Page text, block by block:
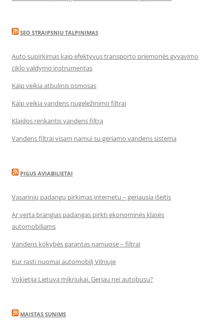
SEO STRAIPSNIU TALPINIMAS
Auto supirkimas kaip efektyvus transporto priemonės gyvavimo
ciklo valdymo instrumentas
Kaip veikia atbulinis osmosas
Kaip veikia vandens nugeležinimo filtrai
Klaidos renkantis vandens filtrą
Vandens filtrai visam namui su geriamo vandens sistema
PIGUS AVIABILIETAI
Vasarinių padangų pirkimas internetu – geriausia išeitis
Ar verta brangias padangas pirkti ekonominės klasės
automobiliams
Vandens kokybės garantas namuose – filtrai
Kur rasti nuomai automobilį Vilniuje
Vokietija Lietuva mikriukai. Geriau nei autobusu?
MAISTAS SUNIMS